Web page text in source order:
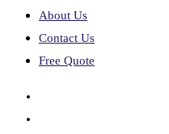
About Us
Contact Us
Free Quote